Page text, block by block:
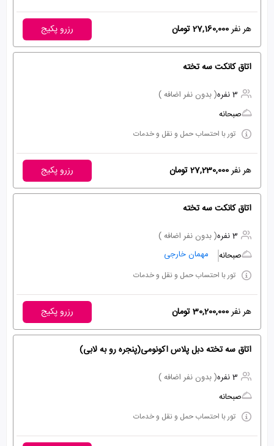
هر نفر27,160,000 تومان رزرو پکیج
اتاق کانکت سه تخته
3 نفره
( بدون نفر اضافه )
صبحانه
تور با احتساب حمل و نقل و خدمات
هر نفر27,230,000 تومان رزرو پکیج
اتاق کانکت سه تخته
3 نفره
( بدون نفر اضافه )
صبحانه
مهمان خارجی
تور با احتساب حمل و نقل و خدمات
هر نفر30,200,000 تومان رزرو پکیج
اتاق سه تخته دبل پلاس اکونومی(پنجره رو به لابی)
3 نفره
( بدون نفر اضافه )
صبحانه
تور با احتساب حمل و نقل و خدمات